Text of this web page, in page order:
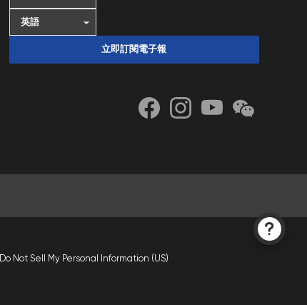
立即訂閱電子報
Do Not Sell My Personal Information (US)